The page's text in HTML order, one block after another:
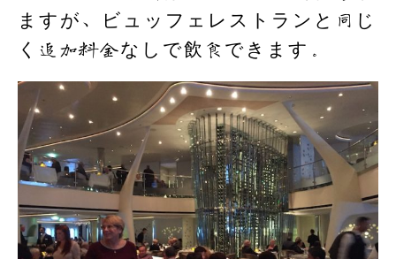
ますが、ビュッフェレストランと同じ
く追加料金なしで飲食できます。